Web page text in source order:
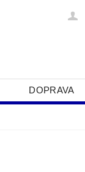
DOPRAVA